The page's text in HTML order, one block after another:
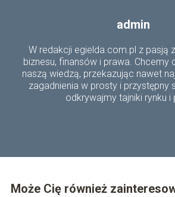
admin
W redakcji egielda.com.pl z pasją
biznesu, finansów i prawa. Chcemy
naszą wiedzą, przekazując nawet
zagadnienia w prosty i przystępny
odkrywajmy tajniki rynku i
Może Cię również